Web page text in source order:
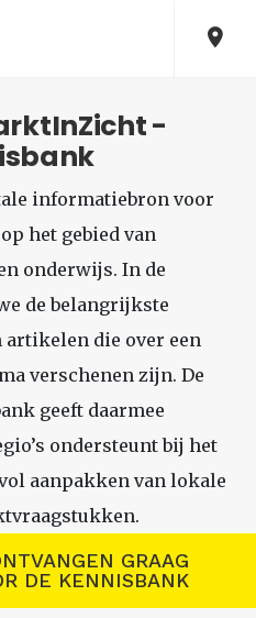
-
informatiebron voor
het gebied van
onderwijs. In de
de belangrijkste
artikelen die over een
verschenen zijn. De
geeft daarmee
ondersteunt bij het
aanpakken van lokale
GRAAG
DE KENNISBANK